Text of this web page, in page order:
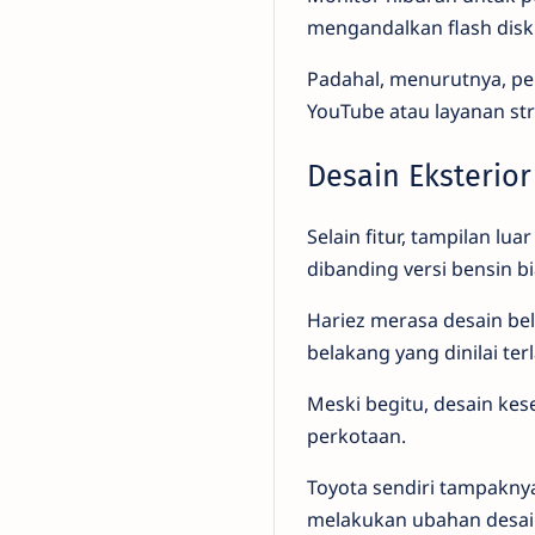
mengandalkan flash
Padahal, menurutnya,
YouTube atau layanan
Desain
Selain fitur, tampilan
dibanding versi bensin
Hariez merasa desain
belakang yang dinilai
Meski begitu, desain
perkotaan.
Toyota sendiri
melakukan ubahan